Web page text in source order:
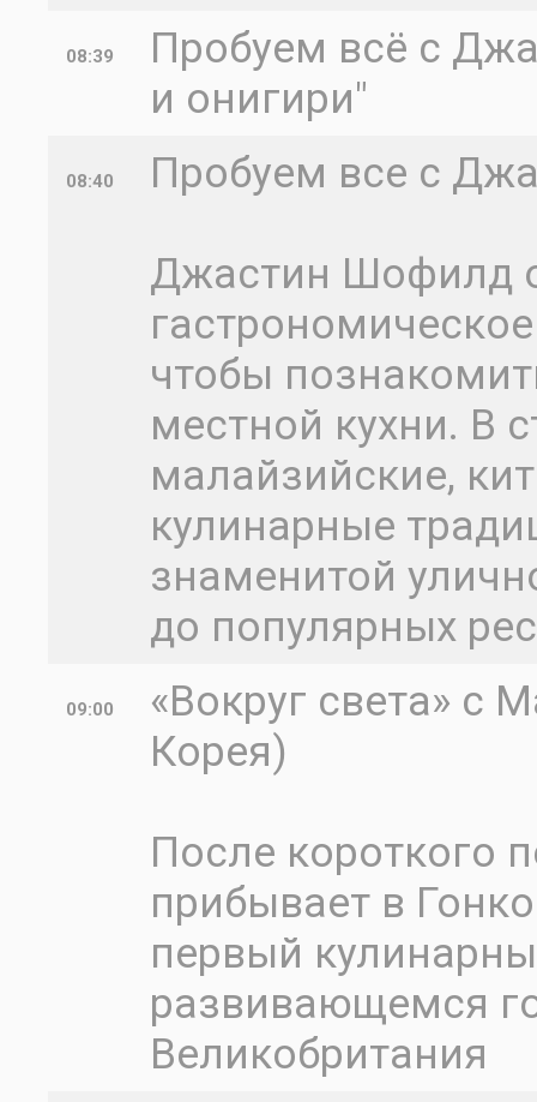
08:39
Пробуем всё с
и онигири"
08:40
Пробуем все с
Джастин Шофилд
чтобы
местной кухни. В
малайзийские,
кулинарные
знаменитой
до популярных
09:00
«Вокруг света» с
Корея)
После короткого
прибывает в
первый
развивающемся
Великобритания